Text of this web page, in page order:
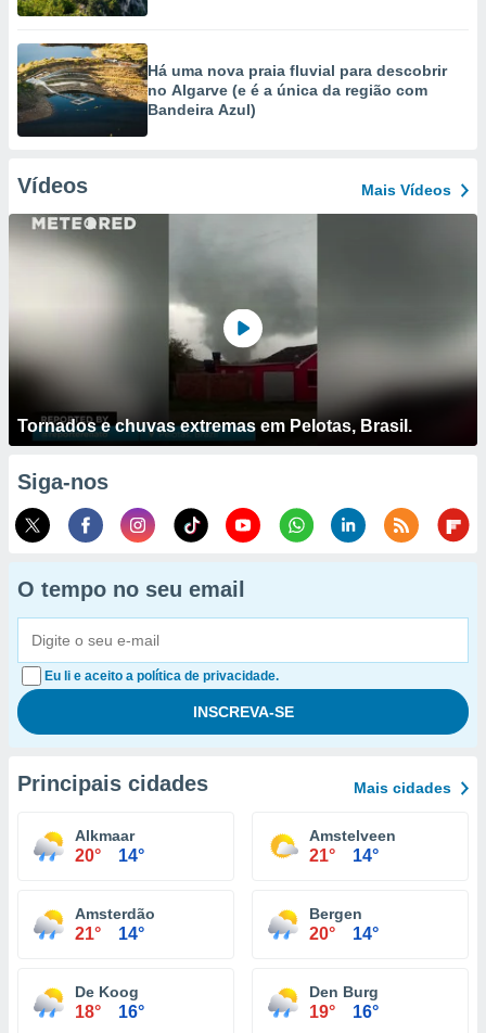
Há uma nova praia fluvial para descobrir
no Algarve (e é a única da região com
Bandeira Azul)
Vídeos Mais Vídeos
Tornados e chuvas extremas em Pelotas, Brasil.
Siga-nos
O tempo no seu email
Eu li e aceito a política de privacidade.
Principais cidades Mais cidades
Alkmaar
20° 14°
Amstelveen
21° 14°
Amsterdão
21° 14°
Bergen
20° 14°
De Koog
18° 16°
Den Burg
19° 16°